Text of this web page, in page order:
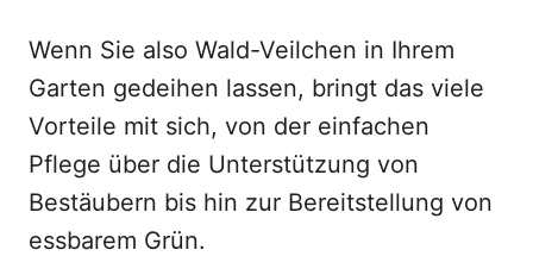
Wenn Sie also Wald-Veilchen in Ihrem
Garten gedeihen lassen, bringt das viele
Vorteile mit sich, von der einfachen
Pflege über die Unterstützung von
Bestäubern bis hin zur Bereitstellung von
essbarem Grün.